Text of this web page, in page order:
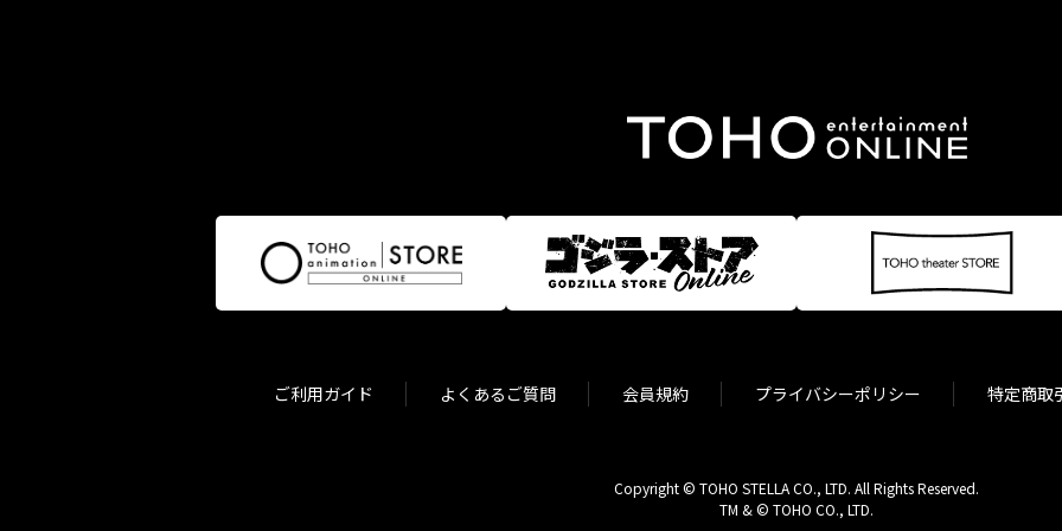
ご利用ガイド よくあるご質問 会員規約 プライバシーポリシー 特定商取
Copyright © TOHO STELLA CO., LTD. All Rights Reserved.
TM & © TOHO CO., LTD.